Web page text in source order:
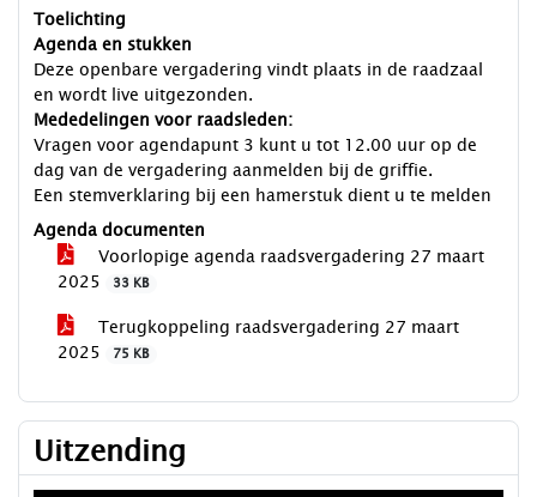
Toelichting
Agenda en stukken
Deze openbare vergadering vindt plaats in de raadzaal
en wordt live uitgezonden.
Mededelingen voor raadsleden:
Vragen voor agendapunt 3 kunt u tot 12.00 uur op de
dag van de vergadering aanmelden bij de griffie.
Een stemverklaring bij een hamerstuk dient u te melden
Agenda documenten
Voorlopige agenda raadsvergadering 27 maart
2025
33 KB
Terugkoppeling raadsvergadering 27 maart
2025
75 KB
Uitzending